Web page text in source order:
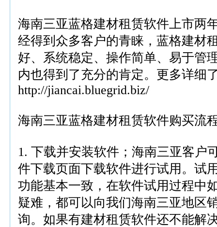
海南三亚蓝格建材租赁软件上市两
经得到众多客户的青睐，蓝格建材
好、系统稳定、操作简单、易于管
内也得到了充分的肯定。更多详细
http://jiancai.bluegrid.biz/
海南三亚蓝格建材租赁软件购买流
1. 下载并安装软件；海南三亚客户
件下载页面下载软件进行试用。试
功能基本一致，在软件试用过程中
疑难，都可以向我们海南三亚地区
询。如果有建材租赁软件还不能解